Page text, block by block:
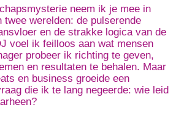
neem ik je mee in
twee werelden: de pulserende
en de strakke logica van de
voel ik feilloos aan wat mensen
probeer ik richting te geven,
en resultaten te behalen. Maar
en business groeide een
die ik te lang negeerde: wie leid